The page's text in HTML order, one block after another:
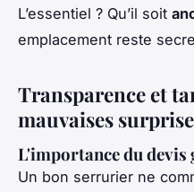
L’essentiel ? Qu’il soit
emplacement reste
Transparence et
mauvaises
L'importance du
Un bon serrurier ne